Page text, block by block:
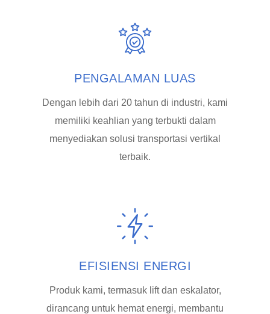
PENGALAMAN LUAS
Dengan lebih dari 20 tahun di industri, kami
memiliki keahlian yang terbukti dalam
menyediakan solusi transportasi vertikal
terbaik.
EFISIENSI ENERGI
Produk kami, termasuk lift dan eskalator,
dirancang untuk hemat energi, membantu